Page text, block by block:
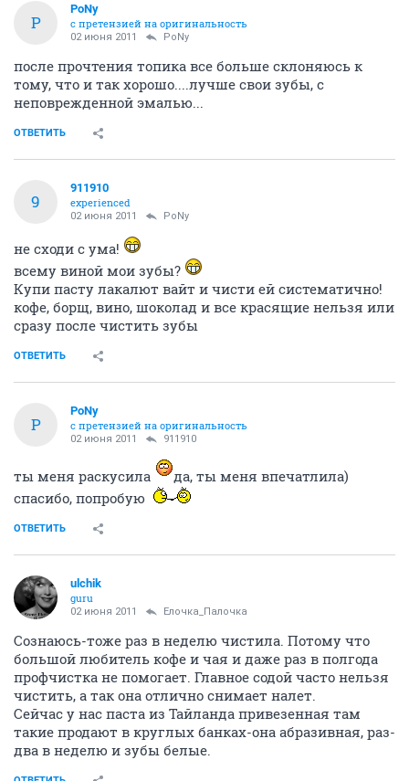
P
PoNy
с претензией на оригинальность
02 июня 2011 PoNy
после прочтения топика все больше склоняюсь к
тому, что и так хорошо....лучше свои зубы, с
неповрежденной эмалью...
ОТВЕТИТЬ
9
911910
experienced
02 июня 2011 PoNy
не сходи с ума!
всему виной мои зубы?
Купи пасту лакалют вайт и чисти ей систематично!
кофе, борщ, вино, шоколад и все красящие нельзя или
сразу после чистить зубы
ОТВЕТИТЬ
P
PoNy
с претензией на оригинальность
02 июня 2011 911910
ты меня раскусила
да, ты меня впечатлила)
спасибо, попробую
ОТВЕТИТЬ
ulchik
guru
02 июня 2011 Ёлочка_Палочка
Сознаюсь-тоже раз в неделю чистила. Потому что
большой любитель кофе и чая и даже раз в полгода
профчистка не помогает. Главное содой часто нельзя
чистить, а так она отлично снимает налет.
Сейчас у нас паста из Тайланда привезенная там
такие продают в круглых банках-она абразивная, раз-
два в неделю и зубы белые.